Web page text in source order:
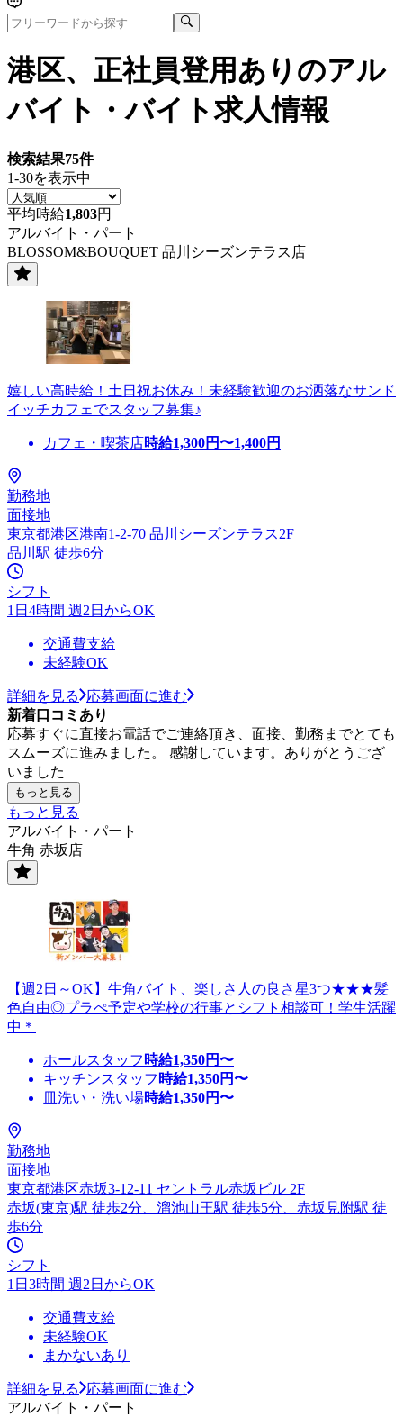
港区、正社員登用あり のアル
バイト・バイト求人情報
検索結果75件
1-30を表示中
平均時給1,803円
アルバイト・パート
BLOSSOM&BOUQUET 品川シーズンテラス店
嬉しい高時給！土日祝お休み！未経験歓迎のお洒落なサンド
イッチカフェでスタッフ募集♪
カフェ・喫茶店時給1,300円〜1,400円
勤務地
面接地
東京都港区港南1-2-70 品川シーズンテラス2F
品川駅 徒歩6分
シフト
1日4時間 週2日からOK
交通費支給
未経験OK
詳細を見る
応募画面に進む
新着口コミあり
応募すぐに直接お電話でご連絡頂き、面接、勤務までとても
スムーズに進みました。 感謝しています。ありがとうござ
いました
もっと見る
もっと見る
アルバイト・パート
牛角 赤坂店
【週2日～OK】牛角バイト、楽しさ人の良さ星3つ★★★髪
色自由◎プラぺ予定や学校の行事とシフト相談可！学生活躍
中＊
ホールスタッフ 時給1,350円〜
キッチンスタッフ 時給1,350円〜
皿洗い・洗い場時給1,350円〜
勤務地
面接地
東京都港区赤坂3-12-11 セントラル赤坂ビル 2F
赤坂(東京)駅 徒歩2分、溜池山王駅 徒歩5分、赤坂見附駅 徒
歩6分
シフト
1日3時間 週2日からOK
交通費支給
未経験OK
まかないあり
詳細を見る
応募画面に進む
アルバイト・パート